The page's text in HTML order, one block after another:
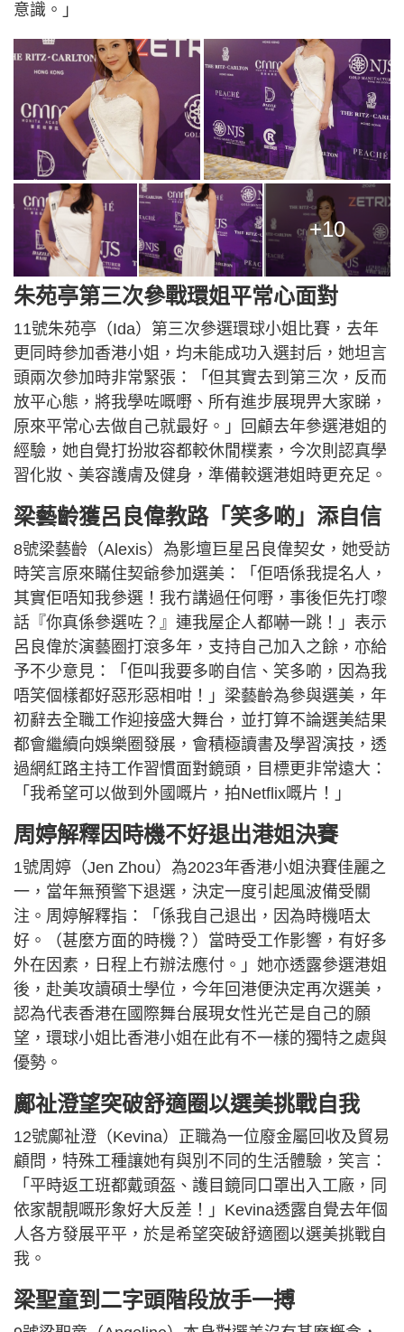
意識。」
+10
朱苑亭第三次參戰環姐平常心面對
11號朱苑亭（Ida）第三次參選環球小姐比賽，去年
更同時參加香港小姐，均未能成功入選封后，她坦言
頭兩次參加時非常緊張：「但其實去到第三次，反而
放平心態，將我學咗嘅嘢、所有進步展現畀大家睇，
原來平常心去做自己就最好。」回顧去年參選港姐的
經驗，她自覺打扮妝容都較休閒樸素，今次則認真學
習化妝、美容護膚及健身，準備較選港姐時更充足。
梁藝齡獲呂良偉教路「笑多啲」添自信
8號梁藝齡（Alexis）為影壇巨星呂良偉契女，她受訪
時笑言原來瞞住契爺參加選美：「佢唔係我提名人，
其實佢唔知我參選！我冇講過任何嘢，事後佢先打嚟
話『你真係參選咗？』連我屋企人都嚇一跳！」表示
呂良偉於演藝圈打滾多年，支持自己加入之餘，亦給
予不少意見：「佢叫我要多啲自信、笑多啲，因為我
唔笑個樣都好惡形惡相咁！」梁藝齡為參與選美，年
初辭去全職工作迎接盛大舞台，並打算不論選美結果
都會繼續向娛樂圈發展，會積極讀書及學習演技，透
過網紅路主持工作習慣面對鏡頭，目標更非常遠大：
「我希望可以做到外國嘅片，拍Netflix嘅片！」
周婷解釋因時機不好退出港姐決賽
1號周婷（Jen Zhou）為2023年香港小姐決賽佳麗之
一，當年無預警下退選，決定一度引起風波備受關
注。周婷解釋指：「係我自己退出，因為時機唔太
好。（甚麼方面的時機？）當時受工作影響，有好多
外在因素，日程上冇辦法應付。」她亦透露參選港姐
後，赴美攻讀碩士學位，今年回港便決定再次選美，
認為代表香港在國際舞台展現女性光芒是自己的願
望，環球小姐比香港小姐在此有不一樣的獨特之處與
優勢。
鄺祉澄望突破舒適圈以選美挑戰自我
12號鄺祉澄（Kevina）正職為一位廢金屬回收及貿易
顧問，特殊工種讓她有與別不同的生活體驗，笑言：
「平時返工班都戴頭盔、護目鏡同口罩出入工廠，同
依家靚靚嘅形象好大反差！」Kevina透露自覺去年個
人各方發展平平，於是希望突破舒適圈以選美挑戰自
我。
梁聖童到二字頭階段放手一搏